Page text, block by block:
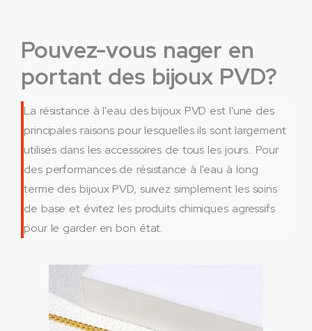
Pouvez-vous nager en
portant des bijoux PVD?
La résistance à l'eau des bijoux PVD est l'une des
principales raisons pour lesquelles ils sont largement
utilisés dans les accessoires de tous les jours.. Pour
des performances de résistance à l'eau à long
terme des bijoux PVD, suivez simplement les soins
de base et évitez les produits chimiques agressifs
pour le garder en bon état.